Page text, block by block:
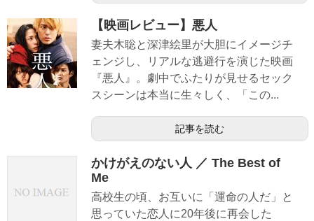
【映画レビュー】悪人
妻夫木聡と深津絵里が大胆にイメージチ
ェンジし、リアルな逃避行を演じた映画
『悪人』。劇中でふたりが見せるセック
スシーンは本当に生々しく、「この...
記事を読む
かけがえのない人 ／ The Best of
Me
高校生の頃、お互いに「運命の人だ」と
思っていた恋人に20年後に再会した